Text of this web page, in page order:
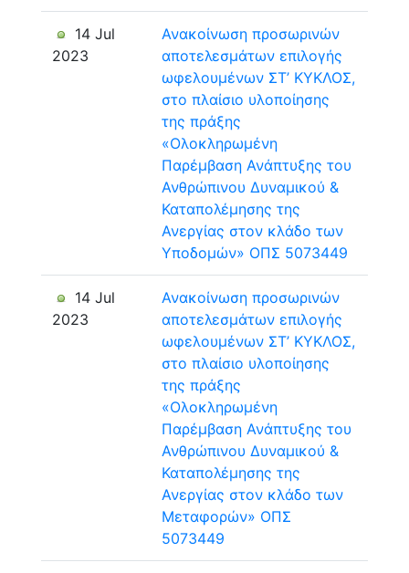
14 Jul
2023
Ανακοίνωση προσωρινών
αποτελεσμάτων επιλογής
ωφελουμένων ΣΤ’ ΚΥΚΛΟΣ,
στο πλαίσιο υλοποίησης
της πράξης
«Ολοκληρωμένη
Παρέμβαση Ανάπτυξης του
Ανθρώπινου Δυναμικού &
Καταπολέμησης της
Ανεργίας στον κλάδο των
Υποδομών» ΟΠΣ 5073449
14 Jul
2023
Ανακοίνωση προσωρινών
αποτελεσμάτων επιλογής
ωφελουμένων ΣΤ’ ΚΥΚΛΟΣ,
στο πλαίσιο υλοποίησης
της πράξης
«Ολοκληρωμένη
Παρέμβαση Ανάπτυξης του
Ανθρώπινου Δυναμικού &
Καταπολέμησης της
Ανεργίας στον κλάδο των
Μεταφορών» ΟΠΣ
5073449